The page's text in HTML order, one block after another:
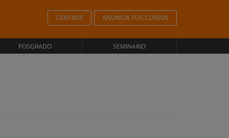
CENTROS ANUNCIA TUS CURSOS
POSGRADO SEMINARIO